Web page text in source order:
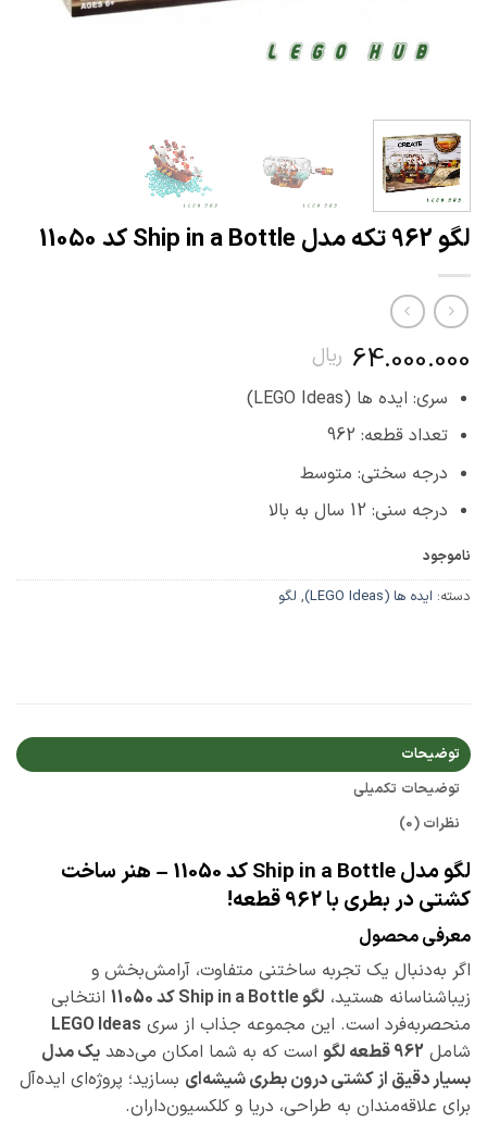
لگو 962 تکه مدل Ship in a Bottle کد 11050
64.000.000 ریال
سری: ایده ها (LEGO Ideas)
تعداد قطعه: 962
درجه سختی: متوسط
درجه سنی: 12 سال به بالا
ناموجود
دسته:ایده ها (LEGO Ideas) ,لگو
توضیحات
توضیحات تکمیلی
نظرات (0)
لگو مدل Ship in a Bottle کد 11050 – هنر ساخت
کشتی در بطری با 962 قطعه!
معرفی محصول
اگر به‌دنبال یک تجربه ساختنی متفاوت، آرامش‌بخش و
زیباشناسانه هستید،لگو Ship in a Bottle کد 11050
انتخابی
منحصربه‌فرد است. این مجموعه جذاب از سریLEGO Ideas
شامل962 قطعه لگو است که به شما امکان می‌دهدیک مدل
بسیار دقیق از کشتی درون بطری شیشه‌ایبسازید؛ پروژه‌ای ایده‌آل
برای علاقه‌مندان به طراحی، دریا و کلکسیون‌داران.